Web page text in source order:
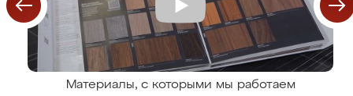
Материалы, с которыми мы работаем